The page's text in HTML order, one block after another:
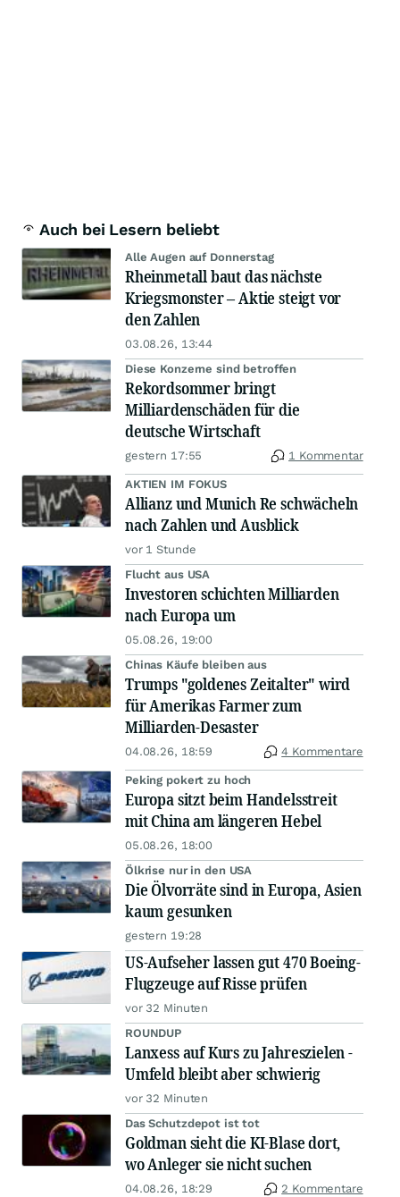
Auch bei Lesern beliebt
Alle Augen auf Donnerstag
Rheinmetall baut das nächste
Kriegsmonster – Aktie steigt vor
den Zahlen
03.08.26, 13:44
Diese Konzerne sind betroffen
Rekordsommer bringt
Milliardenschäden für die
deutsche Wirtschaft
gestern 17:55 1 Kommentar
AKTIEN IM FOKUS
Allianz und Munich Re schwächeln
nach Zahlen und Ausblick
vor 1 Stunde
Flucht aus USA
Investoren schichten Milliarden
nach Europa um
05.08.26, 19:00
Chinas Käufe bleiben aus
Trumps "goldenes Zeitalter" wird
für Amerikas Farmer zum
Milliarden-Desaster
04.08.26, 18:59 4 Kommentare
Peking pokert zu hoch
Europa sitzt beim Handelsstreit
mit China am längeren Hebel
05.08.26, 18:00
Ölkrise nur in den USA
Die Ölvorräte sind in Europa, Asien
kaum gesunken
gestern 19:28
US-Aufseher lassen gut 470 Boeing-
Flugzeuge auf Risse prüfen
vor 32 Minuten
ROUNDUP
Lanxess auf Kurs zu Jahreszielen -
Umfeld bleibt aber schwierig
vor 32 Minuten
Das Schutzdepot ist tot
Goldman sieht die KI-Blase dort,
wo Anleger sie nicht suchen
04.08.26, 18:29 2 Kommentare